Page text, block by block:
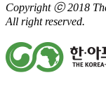
Copyright ⓒ 2018
All right reserved.